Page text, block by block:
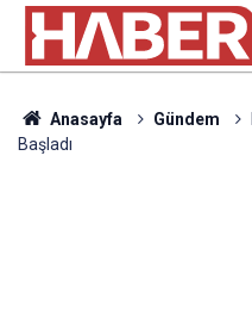
Anasayfa Gündem
Başladı